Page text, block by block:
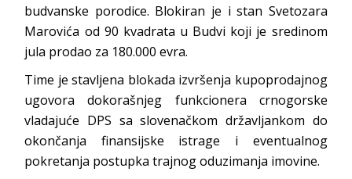
budvanske porodice. Blokiran je i stan Svetozara
Marovića od 90 kvadrata u Budvi koji je sredinom
jula prodao za 180.000 evra.
Time je stavljena blokada izvršenja kupoprodajnog
ugovora dokorašnjeg funkcionera crnogorske
vladajuće DPS sa slovenačkom državljankom do
okončanja finansijske istrage i eventualnog
pokretanja postupka trajnog oduzimanja imovine.